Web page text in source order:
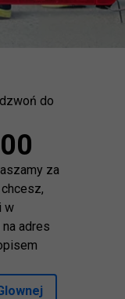
do
za
w
adres